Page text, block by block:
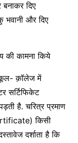
दिए
और दिए
की कामना किये
क़ॉलेज में
सर्टिफिकेट
है. चरित्र प्रमाण
किसी
दर्शाता है कि